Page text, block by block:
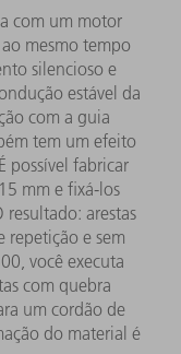
com um motor
mesmo tempo
silencioso e
estável da
com a guia
tem um efeito
possível fabricar
mm e fixá-los
arestas
repetição e sem
você executa
com quebra
um cordão de
do material é